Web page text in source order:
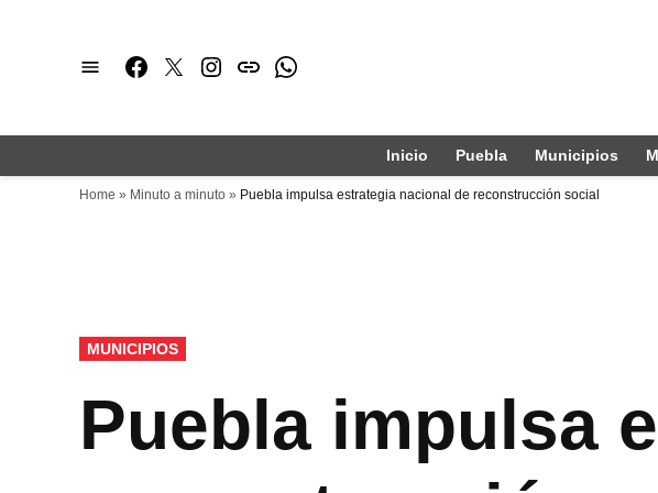
Facebook
TwitterInstagram
issuuWhatsapp
Inicio Puebla Municipios
Home » Minuto a minuto » Puebla impulsa estrategia nacional de reconstrucción social
PUBLICADO
EN
MUNICIPIOS
Puebla impulsa